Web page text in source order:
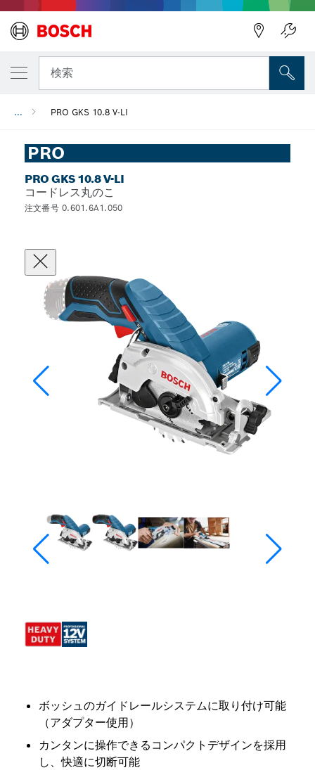
検索
... PRO GKS 10.8 V-LI
PRO
PRO GKS 10.8 V-LI
コードレス丸のこ
注文番号 0.601.6A1.050
ボッシュのガイドレールシステムに取り付け可能
（アダプター使用）
カンタンに操作できるコンパクトデザインを採用
し、快適に切断可能